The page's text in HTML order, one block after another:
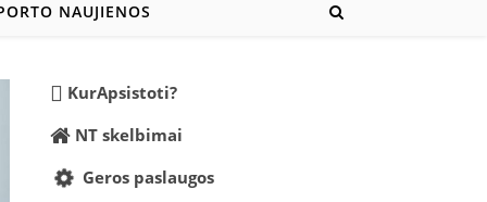
NAUJIENOS
KurApsistoti?
NT skelbimai
Geros paslaugos